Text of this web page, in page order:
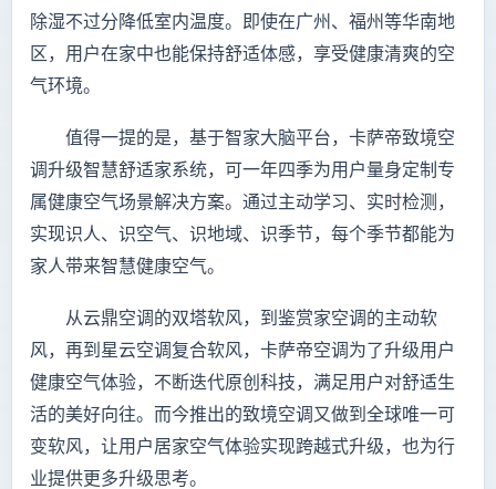
除湿不过分降低室内温度。即使在广州、福州等华南地
区，用户在家中也能保持舒适体感，享受健康清爽的空
气环境。
值得一提的是，基于智家大脑平台，卡萨帝致境空
调升级智慧舒适家系统，可一年四季为用户量身定制专
属健康空气场景解决方案。通过主动学习、实时检测，
实现识人、识空气、识地域、识季节，每个季节都能为
家人带来智慧健康空气。
从云鼎空调的双塔软风，到鉴赏家空调的主动软
风，再到星云空调复合软风，卡萨帝空调为了升级用户
健康空气体验，不断迭代原创科技，满足用户对舒适生
活的美好向往。而今推出的致境空调又做到全球唯一可
变软风，让用户居家空气体验实现跨越式升级，也为行
业提供更多升级思考。